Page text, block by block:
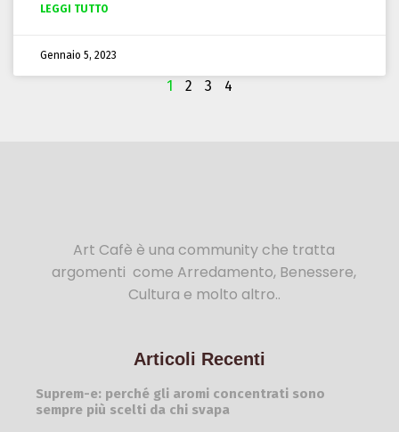
LEGGI TUTTO
Gennaio 5, 2023
1 2 3 4
Art Cafè è una community che tratta
argomenti come Arredamento, Benessere,
Cultura e molto altro..
Articoli Recenti
Suprem-e: perché gli aromi concentrati sono
sempre più scelti da chi svapa